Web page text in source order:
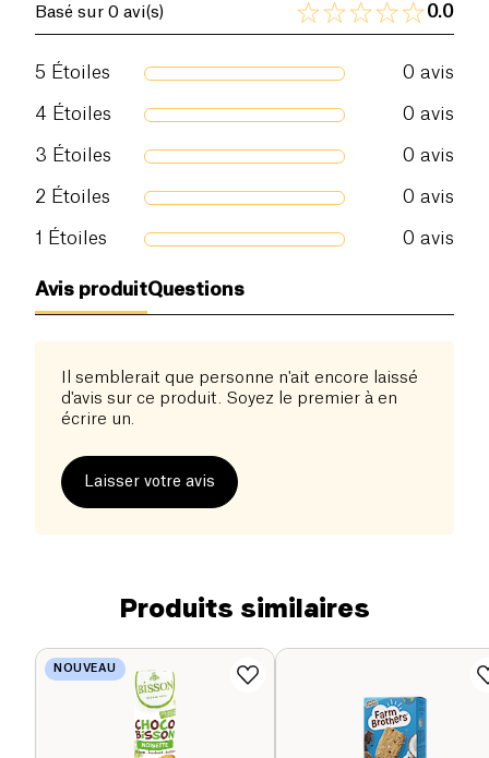
Basé sur 0 avi(s) 0.0
5 Étoiles 0 avis
4 Étoiles 0 avis
3 Étoiles 0 avis
2 Étoiles 0 avis
1 Étoiles 0 avis
Avis produitQuestions
Il semblerait que personne n'ait encore laissé
d'avis sur ce produit. Soyez le premier à en
écrire un.
Laisser votre avis
Produits similaires
NOUVEAU